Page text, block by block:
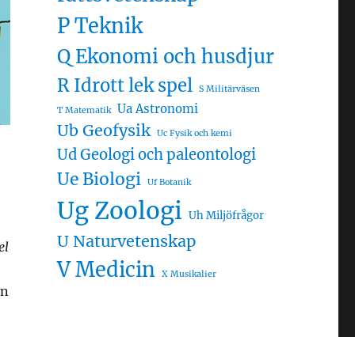
P Teknik
Q Ekonomi och husdjur
R Idrott lek spel S Militärväsen
T Matematik Ua Astronomi
Ub Geofysik Uc Fysik och kemi
Ud Geologi och paleontologi
Ue Biologi Uf Botanik
Ug Zoologi Uh Miljöfrågor
U Naturvetenskap
V Medicin X Musikalier